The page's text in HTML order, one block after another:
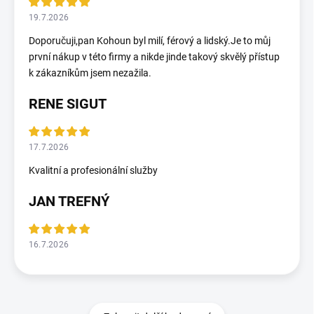
19.7.2026
Doporučuji,pan Kohoun byl milí, férový a lidský.Je to můj
první nákup v této firmy a nikde jinde takový skvělý přístup
k zákazníkům jsem nezažila.
RENE SIGUT
17.7.2026
Kvalitní a profesionální služby
JAN TREFNÝ
16.7.2026